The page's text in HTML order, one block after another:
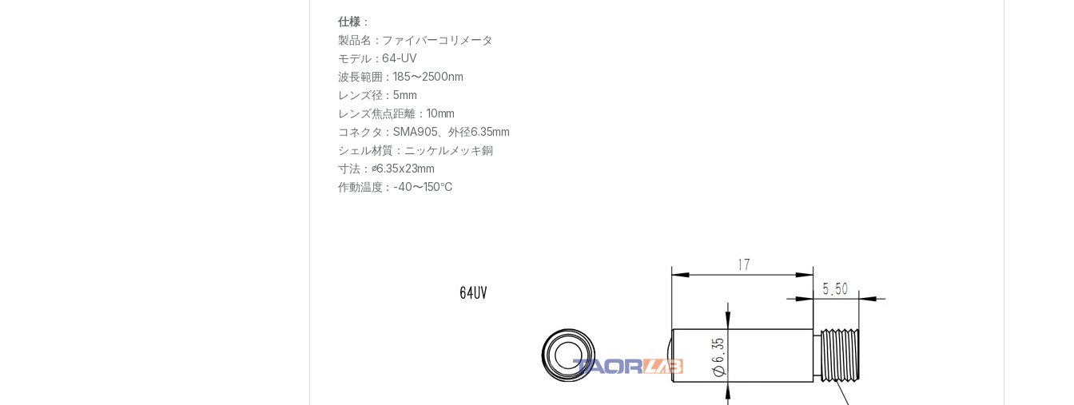
仕様：
製品名：ファイバーコリメータ
モデル：64-UV
波長範囲：185〜2500nm
レンズ径：5mm
レンズ焦点距離：10mm
コネクタ：SMA905、外径6.35mm
シェル材質：ニッケルメッキ銅
寸法：∅6.35x23mm
作動温度：-40〜150℃